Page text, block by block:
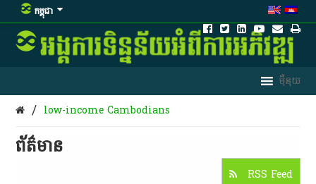
កម្ពុជា
/ low-income Cambodians
ព័ត៌មាន​
RSS Feed